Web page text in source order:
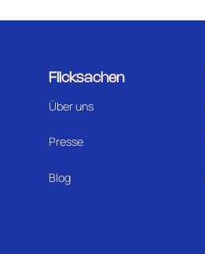
Flicksachen
Über uns
Presse
Blog